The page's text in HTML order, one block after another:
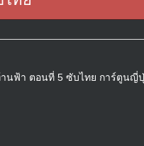
นฟ้า ตอนที่ 5 ซับไทย การ์ตูนญี่